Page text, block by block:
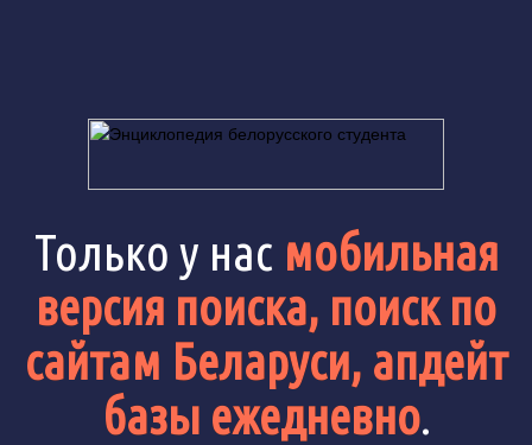
Только у нас мобильная
версия поиска, поиск по
сайтам Беларуси, апдейт
базы ежедневно.